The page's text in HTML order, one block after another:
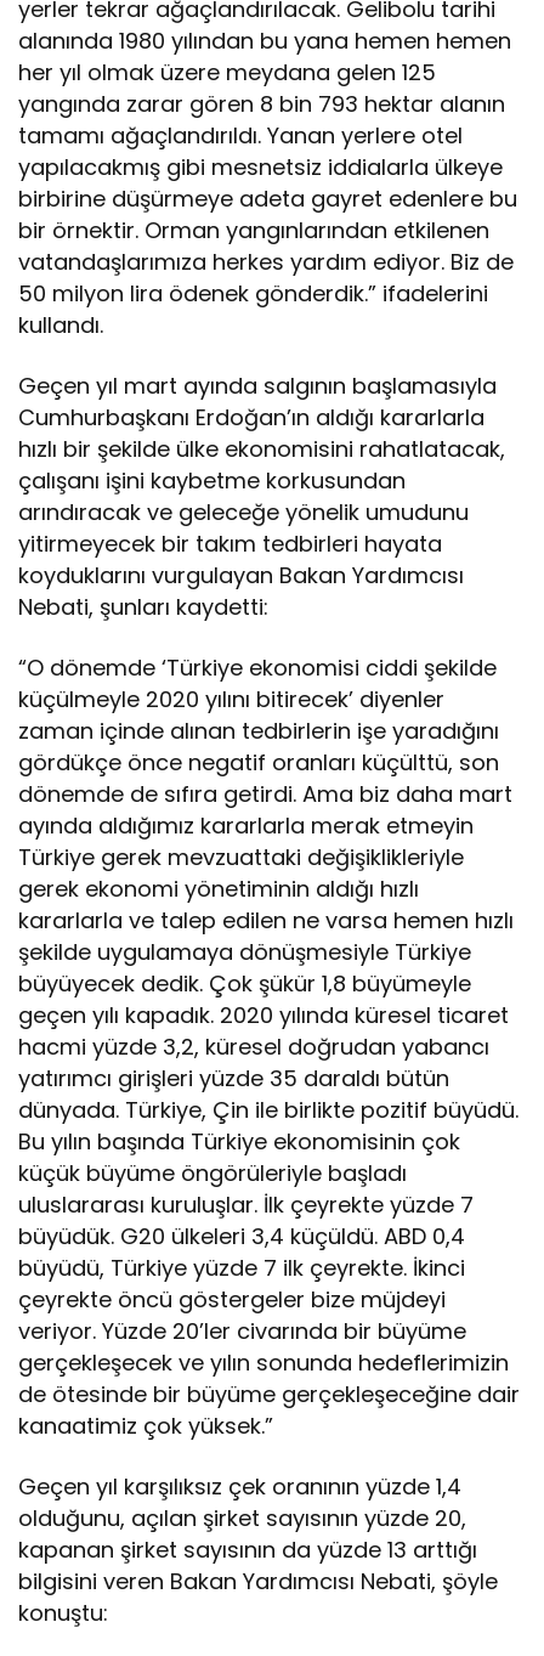
yerler tekrar ağaçlandırılacak. Gelibolu tarihi
alanında 1980 yılından bu yana hemen hemen
her yıl olmak üzere meydana gelen 125
yangında zarar gören 8 bin 793 hektar alanın
tamamı ağaçlandırıldı. Yanan yerlere otel
yapılacakmış gibi mesnetsiz iddialarla ülkeye
birbirine düşürmeye adeta gayret edenlere bu
bir örnektir. Orman yangınlarından etkilenen
vatandaşlarımıza herkes yardım ediyor. Biz de
50 milyon lira ödenek gönderdik.” ifadelerini
kullandı.
Geçen yıl mart ayında salgının başlamasıyla
Cumhurbaşkanı Erdoğan’ın aldığı kararlarla
hızlı bir şekilde ülke ekonomisini rahatlatacak,
çalışanı işini kaybetme korkusundan
arındıracak ve geleceğe yönelik umudunu
yitirmeyecek bir takım tedbirleri hayata
koyduklarını vurgulayan Bakan Yardımcısı
Nebati, şunları kaydetti:
“O dönemde ‘Türkiye ekonomisi ciddi şekilde
küçülmeyle 2020 yılını bitirecek’ diyenler
zaman içinde alınan tedbirlerin işe yaradığını
gördükçe önce negatif oranları küçülttü, son
dönemde de sıfıra getirdi. Ama biz daha mart
ayında aldığımız kararlarla merak etmeyin
Türkiye gerek mevzuattaki değişiklikleriyle
gerek ekonomi yönetiminin aldığı hızlı
kararlarla ve talep edilen ne varsa hemen hızlı
şekilde uygulamaya dönüşmesiyle Türkiye
büyüyecek dedik. Çok şükür 1,8 büyümeyle
geçen yılı kapadık. 2020 yılında küresel ticaret
hacmi yüzde 3,2, küresel doğrudan yabancı
yatırımcı girişleri yüzde 35 daraldı bütün
dünyada. Türkiye, Çin ile birlikte pozitif büyüdü.
Bu yılın başında Türkiye ekonomisinin çok
küçük büyüme öngörüleriyle başladı
uluslararası kuruluşlar. İlk çeyrekte yüzde 7
büyüdük. G20 ülkeleri 3,4 küçüldü. ABD 0,4
büyüdü, Türkiye yüzde 7 ilk çeyrekte. İkinci
çeyrekte öncü göstergeler bize müjdeyi
veriyor. Yüzde 20’ler civarında bir büyüme
gerçekleşecek ve yılın sonunda hedeflerimizin
de ötesinde bir büyüme gerçekleşeceğine dair
kanaatimiz çok yüksek.”
Geçen yıl karşılıksız çek oranının yüzde 1,4
olduğunu, açılan şirket sayısının yüzde 20,
kapanan şirket sayısının da yüzde 13 arttığı
bilgisini veren Bakan Yardımcısı Nebati, şöyle
konuştu: